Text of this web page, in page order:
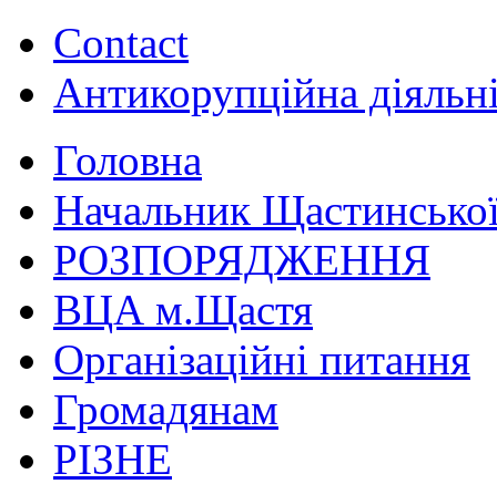
Contact
Антикорупційна
Головна
Начальник
РОЗПОРЯДЖЕННЯ
ВЦА м.Щастя
Організаційні питання
Громадянам
РІЗНЕ